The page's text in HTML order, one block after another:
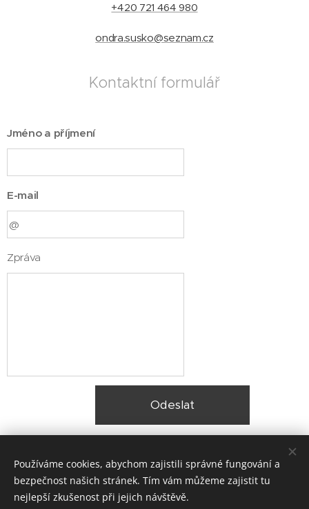
+420 721 464 980
ondra.susko@seznam.cz
Kontaktní formulář
Jméno a příjmení
E-mail
Zpráva
Odeslat
Používáme cookies, abychom zajistili správné fungování a
bezpečnost našich stránek. Tím vám můžeme zajistit tu
nejlepší zkušenost při jejich návštěvě.